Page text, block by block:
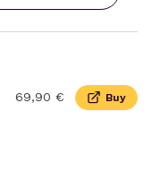
69,90 € Buy